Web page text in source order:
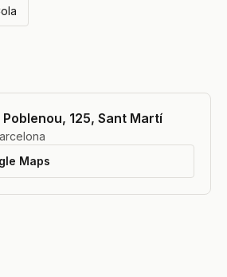
Poblenou, 125, Sant Martí
Maps